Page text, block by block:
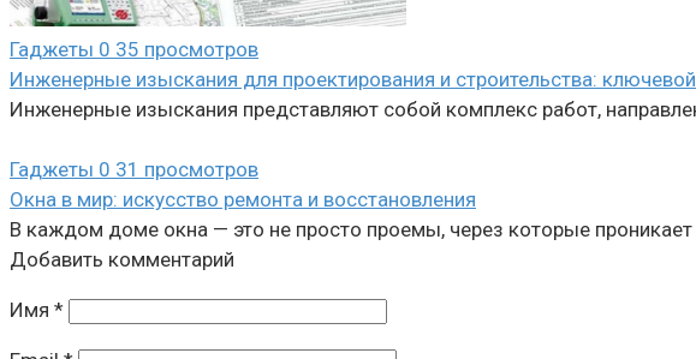
Гаджеты 0 35 просмотров
Инженерные изыскания для проектирования и строительства:
Инженерные изыскания представляют собой комплекс работ,
Гаджеты 0 31 просмотров
Окна в мир: искусство ремонта и восстановления
В каждом доме окна — это не просто проемы, через которые проникает
Добавить комментарий
Имя *